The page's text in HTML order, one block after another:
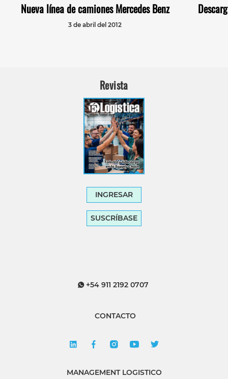
Nueva línea de camiones Mercedes Benz
3 de abril del 2012
Revista
INGRESAR
SUSCRÍBASE
+54 911 2192 0707
CONTACTO
MANAGEMENT LOGISTICO